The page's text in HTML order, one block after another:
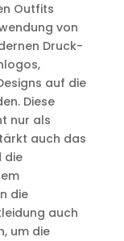
Outfits
von
Druck-
auf die
Diese
nur als
auch das
die
die
auch
um die